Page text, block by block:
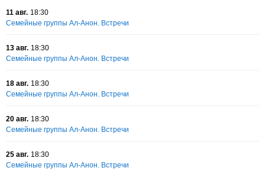
11 авг. 18:30
Семейные группы Ал-Анон. Встречи
13 авг. 18:30
Семейные группы Ал-Анон. Встречи
18 авг. 18:30
Семейные группы Ал-Анон. Встречи
20 авг. 18:30
Семейные группы Ал-Анон. Встречи
25 авг. 18:30
Семейные группы Ал-Анон. Встречи